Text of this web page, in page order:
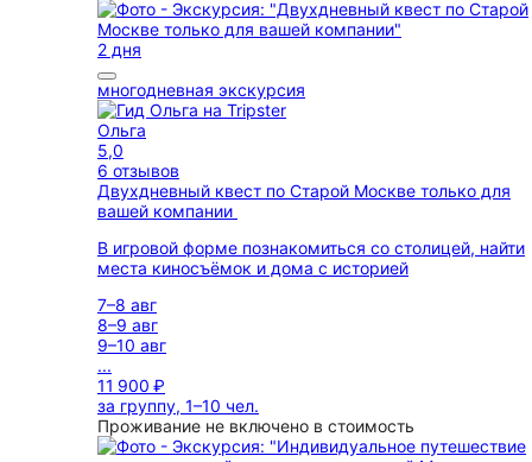
2 дня
многодневная экскурсия
Ольга
5,0
6 отзывов
Двухдневный квест по Старой Москве только для
вашей компании
В игровой форме познакомиться со столицей, найти
места киносъёмок и дома с историей
7–8 авг
8–9 авг
9–10 авг
...
11 900 ₽
за группу, 1–10 чел.
Проживание не включено в стоимость